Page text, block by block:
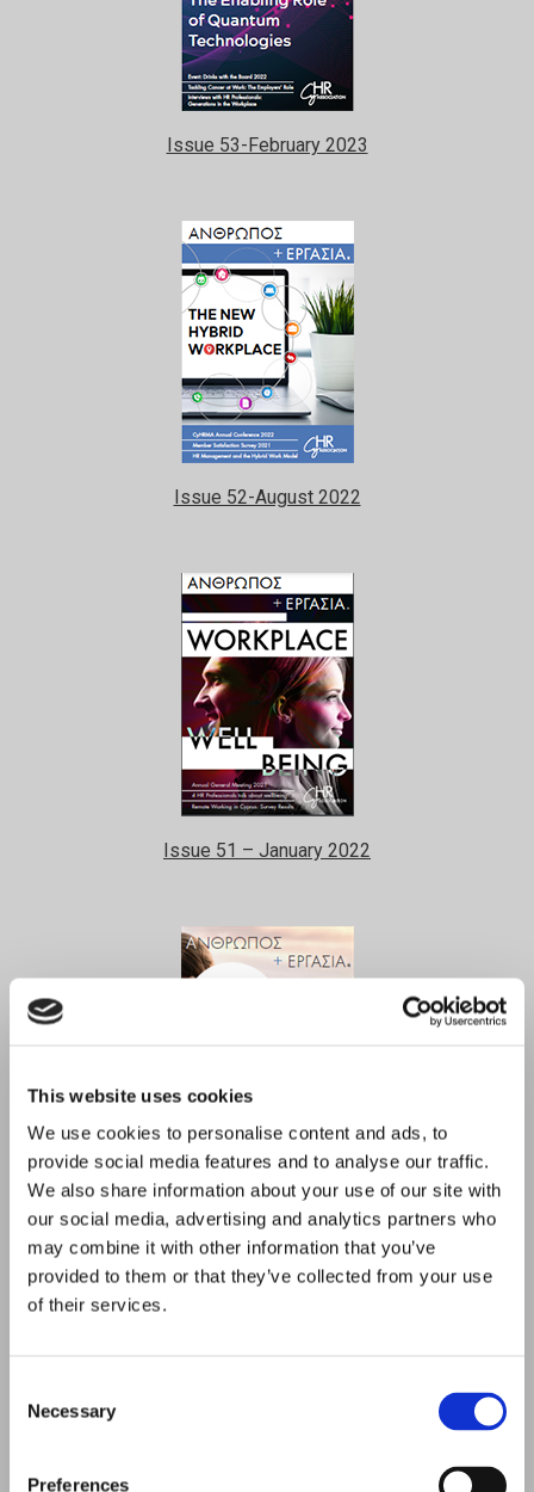
This website uses cookies
We use cookies to personalise content and ads, to
provide social media features and to analyse our traffic.
We also share information about your use of our site with
our social media, advertising and analytics partners who
may combine it with other information that you’ve
provided to them or that they’ve collected from your use
of their services.
Necessary
Preferences
Ιssue 53-February 2023
Issue 52-August 2022
Issue 51 – January 2022
Issue 50 – June 2021